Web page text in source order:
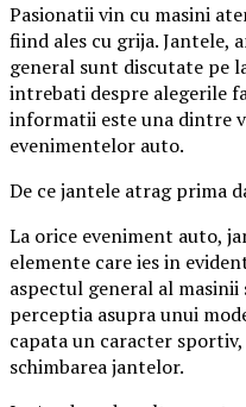
Pasionatii vin cu masini
fiind ales cu grija. Jantele,
general sunt discutate pe
intrebati despre alegerile
informatii este una dintre
evenimentelor auto.
De ce jantele atrag prima
La orice eveniment auto,
elemente care ies in
aspectul general al
perceptia asupra unui
capata un caracter
schimbarea jantelor.